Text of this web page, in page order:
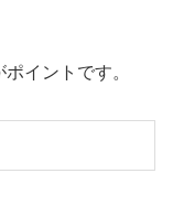
イントです。